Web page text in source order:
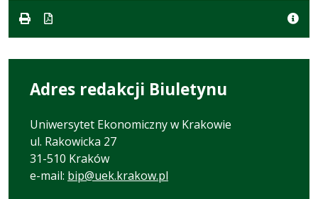
Adres redakcji Biuletynu
Uniwersytet Ekonomiczny w Krakowie
ul. Rakowicka 27
31-510 Kraków
e-mail: bip@uek.krakow.pl